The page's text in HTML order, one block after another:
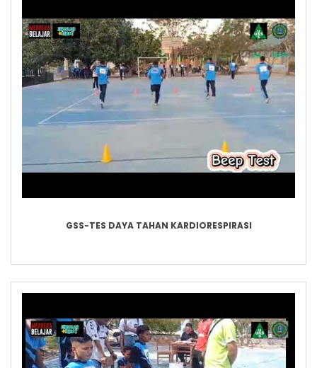
GSS-TES DAYA TAHAN KARDIORESPIRASI